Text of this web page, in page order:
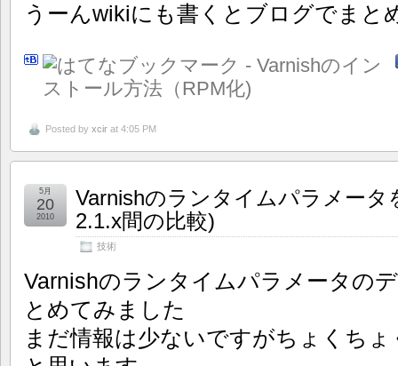
うーんwikiにも書くとブログでまと
Posted by xcir at 4:05 PM
Varnishのランタイムパラメー
2.1.x間の比較)
技術
5月
20
2010
Varnishのランタイムパラメータの
とめてみました
まだ情報は少ないですがちょくち